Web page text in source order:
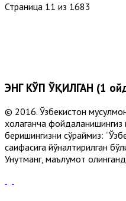
Страница 11 из 1683
ЭНГ КЎП ЎҚИЛГАН (1
© 2016. Ўзбекистон
хоҳлаганча
беришингизни сўраймиз:
саҳифасига йўналтирилган
Унутманг, маълумот